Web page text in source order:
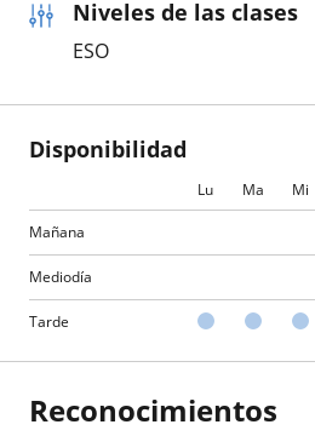
Niveles de las clases
ESO
Disponibilidad
Lu Ma Mi
Mañana
Mediodía
Tarde
Reconocimientos